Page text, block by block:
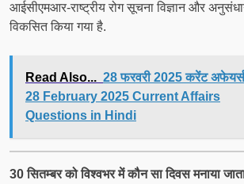
आईसीएमआर-राष्ट्रीय रोग सूचना विज्ञान और
विकसित किया गया है.
Read Also... 28 फरवरी 2025 करेंट
28 February 2025 Current Affairs
Questions in Hindi
30 सितम्बर को विश्वभर में कौन सा दिवस मनाया